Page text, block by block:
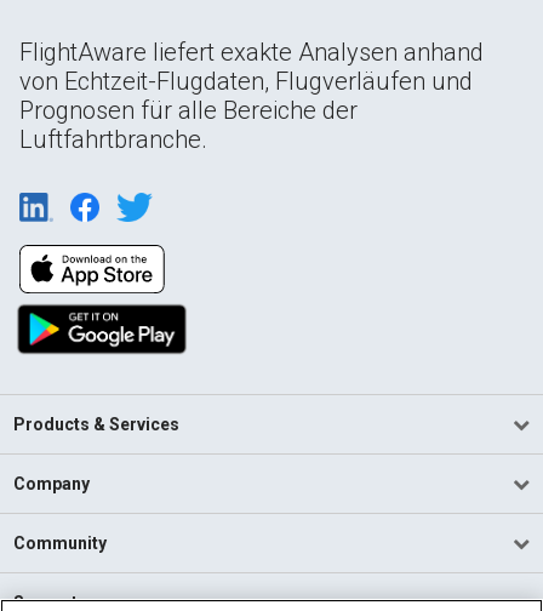
FlightAware liefert exakte Analysen anhand
von Echtzeit-Flugdaten, Flugverläufen und
Prognosen für alle Bereiche der
Luftfahrtbranche.
Products & Services
Company
Community
Support